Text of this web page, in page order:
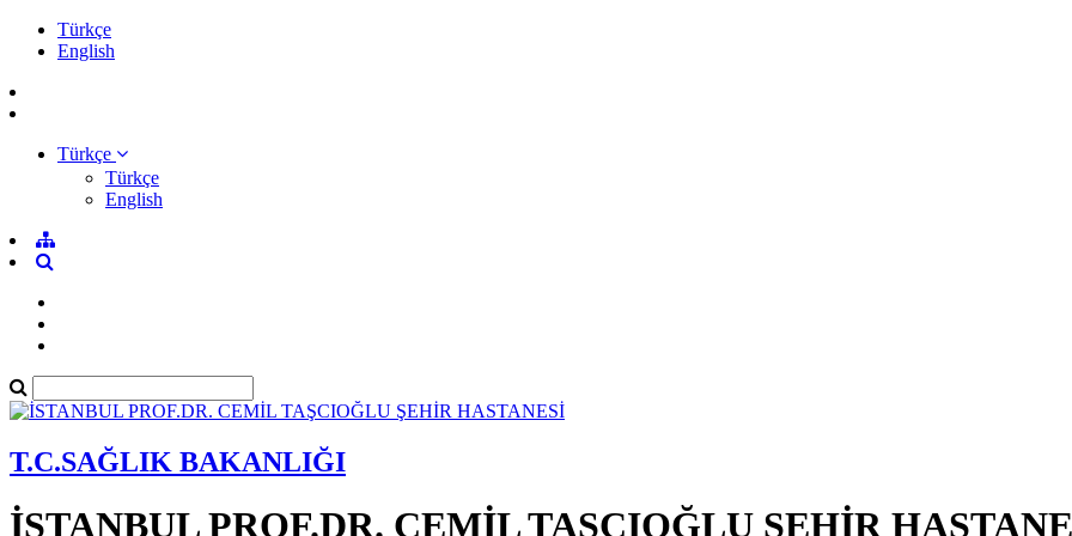
Türkçe
English
Türkçe
Türkçe
English
T.C.SAĞLIK BAKANLIĞI
İSTANBUL PROF.DR. CEMİL TAŞCIOĞLU ŞEHİR